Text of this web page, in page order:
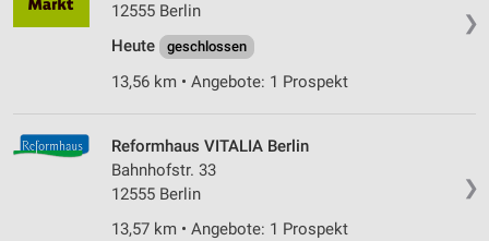
❯
12555 Berlin
Heute
geschlossen
13,56 km • Angebote: 1 Prospekt
❯
Reformhaus VITALIA Berlin
Bahnhofstr. 33
12555 Berlin
13,57 km • Angebote: 1 Prospekt